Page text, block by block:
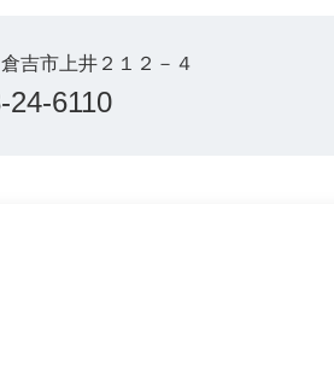
吉市上井２１２－４
24-6110